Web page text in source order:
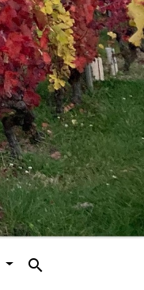
search